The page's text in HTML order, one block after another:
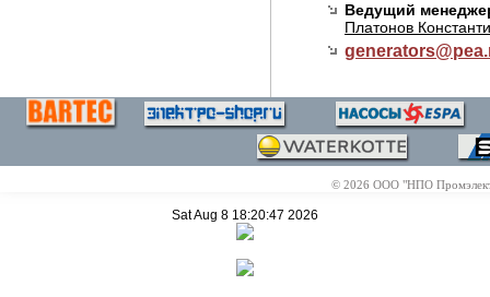
Ведущий
Платонов
generators@
© 2026 ООО "НПО
Sat Aug 8 18:20:47 2026